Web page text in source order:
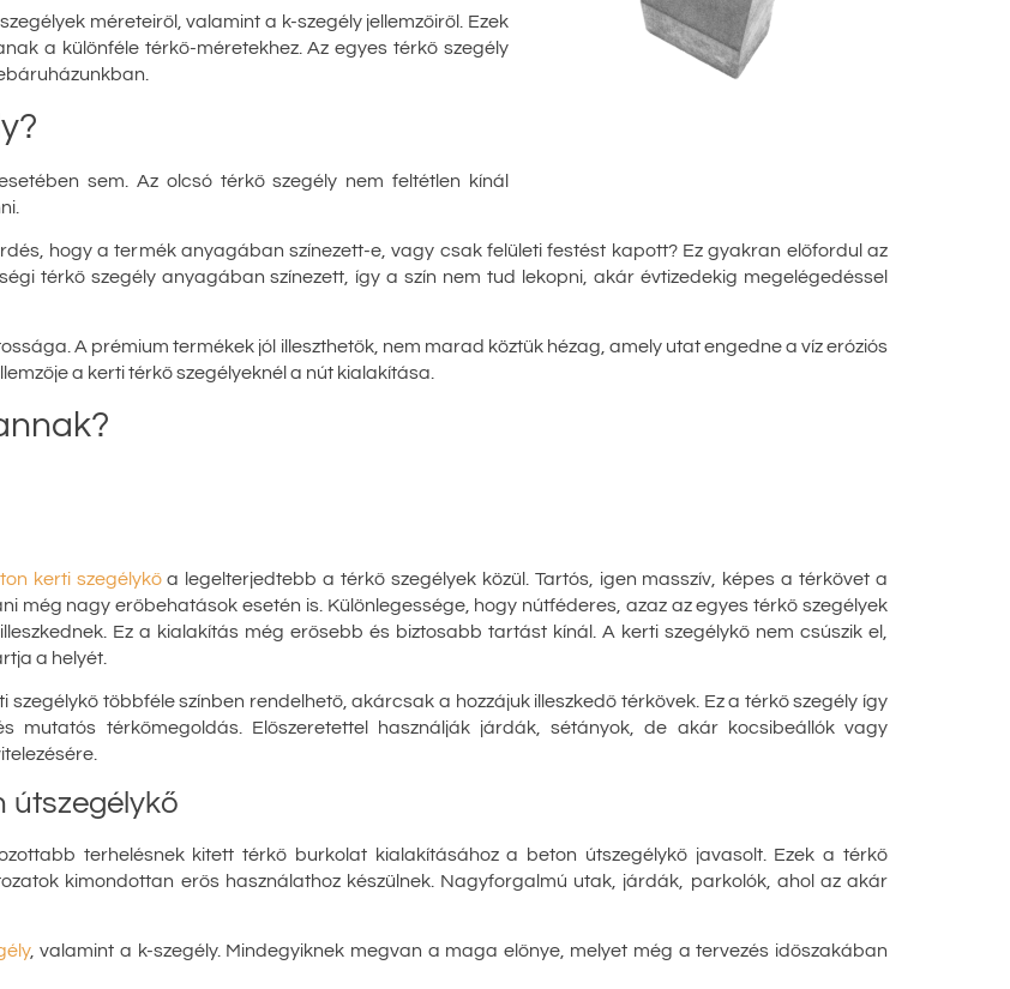
méreteiről, valamint a k-szegély jellemzőiről. Ezek
a különféle térkő-méretekhez. Az egyes térkő szegély
sem. Az olcsó térkő szegély nem feltétlen kínál
hogy a termék anyagában színezett-e, vagy csak felületi festést kapott? Ez gyakran előfordul az
térkő szegély anyagában színezett, így a szín nem tud lekopni, akár évtizedekig megelégedéssel
A prémium termékek jól illeszthetők, nem marad köztük hézag, amely utat engedne a víz eróziós
a kerti térkő szegélyeknél a nút kialakítása.
kerti szegélykőa legelterjedtebb a térkő szegélyek közül. Tartós, igen masszív, képes a térkövet a
még nagy erőbehatások esetén is. Különlegessége, hogy nútféderes, azaz az egyes térkő szegélyek
Ez a kialakítás még erősebb és biztosabb tartást kínál. A kerti szegélykő nem csúszik el,
a helyét.
szegélykő többféle színben rendelhető, akárcsak a hozzájuk illeszkedő térkövek. Ez a térkő szegély így
mutatós térkőmegoldás. Előszeretettel használják járdák, sétányok, de akár kocsibeállók vagy
útszegélykő
terhelésnek kitett térkő burkolat kialakításához a beton útszegélykő javasolt. Ezek a térkő
kimondottan erős használathoz készülnek. Nagyforgalmú utak, járdák, parkolók, ahol az akár
, valamint a k-szegély. Mindegyiknek megvan a maga előnye, melyet még a tervezés időszakában